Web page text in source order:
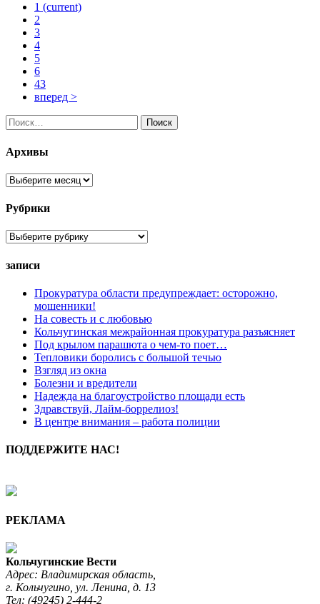
1 (current)
2
3
4
5
6
43
вперед >
Найти:
Архивы
Архивы
Рубрики
Рубрики
записи
Прокуратура области предупреждает: осторожно,
мошенники!
На совесть и с любовью
Кольчугинская межрайонная прокуратура разъясняет
Под крылом парашюта о чем-то поет…
Тепловики боролись с большой течью
Взгляд из окна
Болезни и вредители
Надежда на благоустройство площади есть
Здравствуй, Лайм-боррелиоз!
В центре внимания – работа полиции
ПОДДЕРЖИТЕ НАС!
РЕКЛАМА
Кольчугинские Вести
Адрес: Владимирская область,
г. Кольчугино, ул. Ленина, д. 13
Тел: (49245) 2-444-2